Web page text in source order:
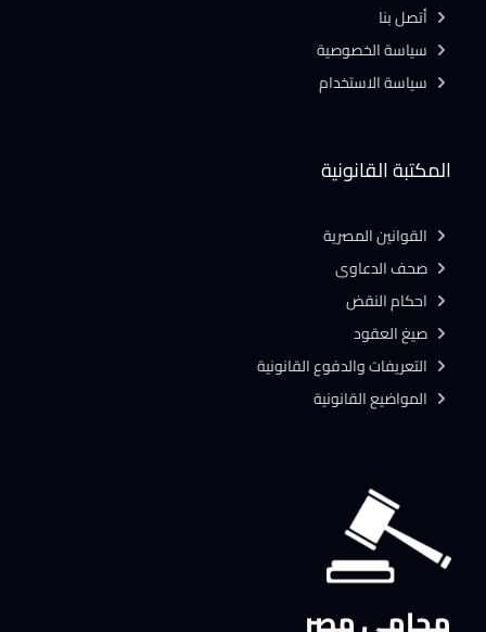
المكتبة القانونية
القوانين المصرية
صحف الدعاوى
احكام النقض
صيغ العقود
التعريفات والدفوع القانونية
المواضيع القانونية
أتصل بنا
سياسة الخصوصية
سياسة الاستخدام